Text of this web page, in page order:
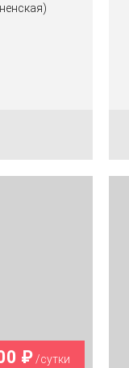
₽ /сутки